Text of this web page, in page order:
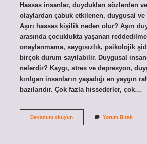
Hassas insanlar, duydukları sözlerden
olaylardan çabuk etkilenen, duygusal ve
Aşırı hassas kişilik neden olur? Aşırı
arasında çocuklukta yaşanan
onaylanmama, saygısızlık, psikolojik
birçok durum sayılabilir. Duygusal
nelerdir? Kaygı, stres ve depresyon,
kırılgan insanların yaşadığı en yaygın
bazılarıdır. Çok fazla hissederler, çok…
Devamını okuyunHassas
Yorum Bırak